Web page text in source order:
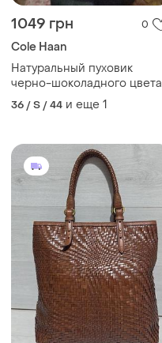
1049 грн 0
Cole Haan
Натуральный пуховик
черно-шоколадного цвета
36 / S / 44 и еще 1